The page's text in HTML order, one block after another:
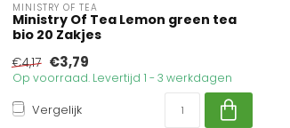
MINISTRY OF TEA
Ministry Of Tea Lemon green tea
bio 20 Zakjes
€4,17 €3,79
Op voorraad. Levertijd 1 - 3 werkdagen
Vergelijk